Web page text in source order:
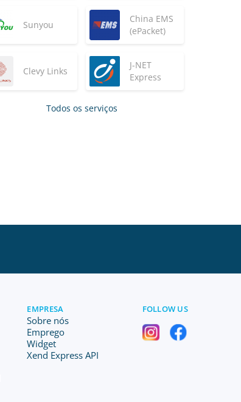
Sunyou
China EMS
(ePacket)
Clevy Links
J-NET
Express
Todos os serviços
EMPRESA
Sobre nós
Emprego
Widget
Xend Express API
FOLLOW US